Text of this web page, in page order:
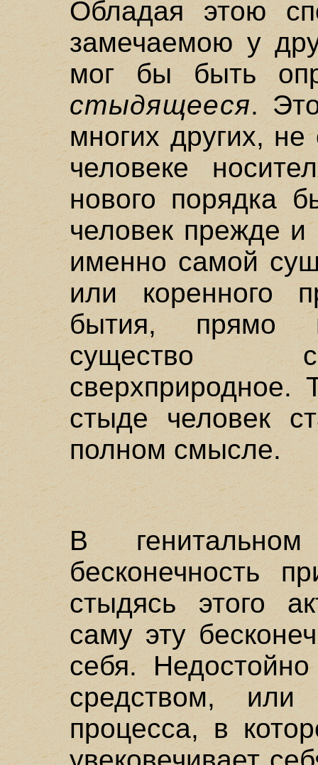
Обладая этою
замечаемою у
мог бы быть
стыдящееся.
многих других,
человеке
нового порядка
человек прежде и
именно самой
или коренного
бытия, прямо
существо
стыде человек
полном смысле.
В
бесконечность
стыдясь этого
саму эту
себя.
средством, или
процесса, в